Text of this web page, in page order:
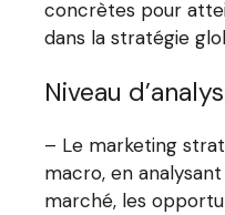
concrètes pour
dans la stratégie
Niveau
– Le marketing
macro, en
marché, les